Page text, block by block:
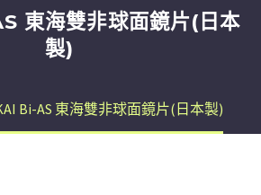
東海雙非球面鏡片(日本
製)
Bi-AS 東海雙非球面鏡片(日本製)